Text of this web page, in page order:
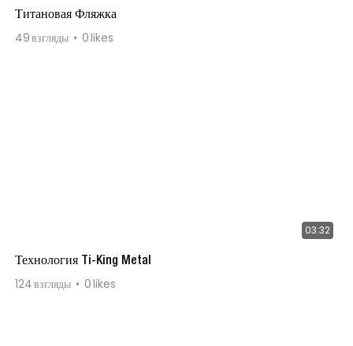
Титановая Фляжка
49взгляды 0likes
03:32
Технология Ti-King Metal
124взгляды 0likes